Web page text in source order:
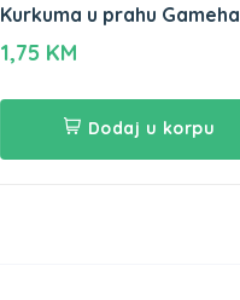
Kurkuma u prahu Gameha
100gr
1,75 KM
Dodaj u korpu